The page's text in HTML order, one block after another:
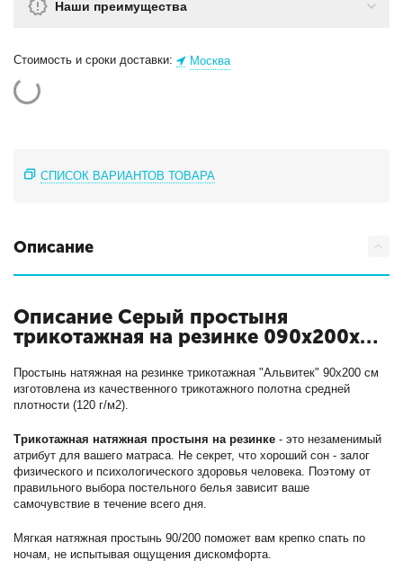
Наши преимущества
Стоимость и сроки доставки: Москва
СПИСОК ВАРИАНТОВ ТОВАРА
Описание
Описание Серый простыня
трикотажная на резинке 090х200х20
Простынь натяжная на резинке трикотажная "Альвитек" 90х200 см
изготовлена из качественного трикотажного полотна средней
плотности (120 г/м2).
Трикотажная натяжная простыня на резинке - это незаменимый
атрибут для вашего матраса. Не секрет, что хороший сон - залог
физического и психологического здоровья человека. Поэтому от
правильного выбора постельного белья зависит ваше
самочувствие в течение всего дня.
Мягкая натяжная простынь 90/200 поможет вам крепко спать по
ночам, не испытывая ощущения дискомфорта.